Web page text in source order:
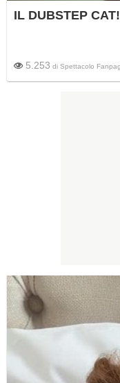
IL DUBSTEP CAT!
5.253 di Spettacolo